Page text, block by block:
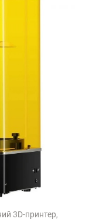
3D-принтер,